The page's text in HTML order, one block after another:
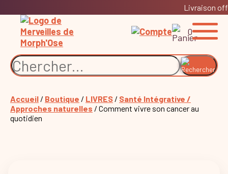
Livraison
0
Accueil / Boutique / LIVRES / Santé Intégrative /
Approches naturelles / Comment vivre son cancer au
quotidien